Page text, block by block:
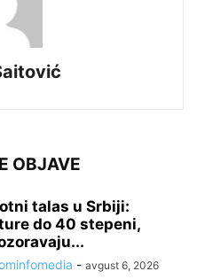
OBJAVE
talas u Srbiji:
do 40 stepeni,
- avgust 6, 2026